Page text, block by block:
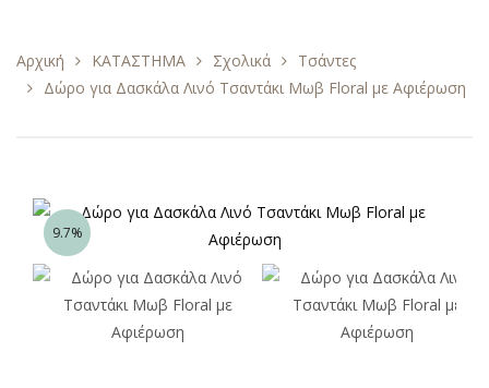
Αρχική ΚΑΤΑΣΤΗΜΑ Σχολικά
Τσάντες
Δώρο για Δασκάλα Λινό Τσαντάκι Μωβ Floral με Αφιέρωση
9.7%